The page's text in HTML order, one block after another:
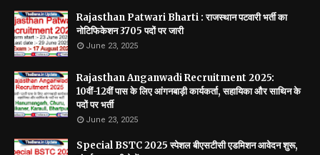
Rajasthan Patwari Bharti : राजस्थान पटवारी भर्ती का
नोटिफिकेशन 3705 पदों पर जारी
June 23, 2025
Rajasthan Anganwadi Recruitment 2025:
10वीं-12वीं पास के लिए आंगनबाड़ी कार्यकर्ता, सहायिका और साथिन के
पदों पर भर्ती
June 23, 2025
Special BSTC 2025 स्पेशल बीएसटीसी एडमिशन आवेदन शुरू,